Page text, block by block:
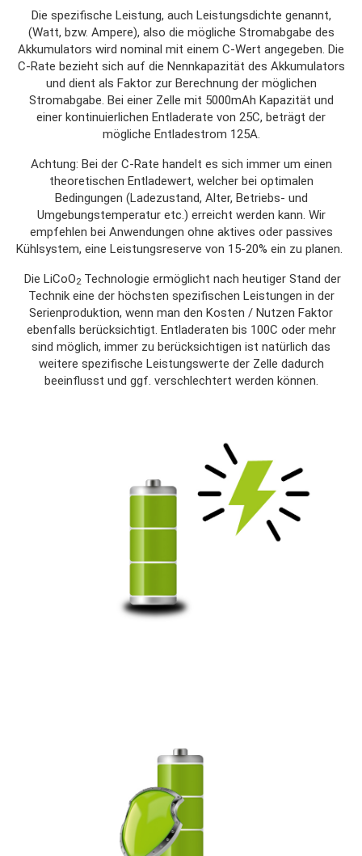
Die spezifische Leistung, auch Leistungsdichte genannt,
(Watt, bzw. Ampere), also die mögliche Stromabgabe des
Akkumulators wird nominal mit einem C-Wert angegeben. Die
C-Rate bezieht sich auf die Nennkapazität des Akkumulators
und dient als Faktor zur Berechnung der möglichen
Stromabgabe. Bei einer Zelle mit 5000mAh Kapazität und
einer kontinuierlichen Entladerate von 25C, beträgt der
mögliche Entladestrom 125A.
Achtung: Bei der C-Rate handelt es sich immer um einen
theoretischen Entladewert, welcher bei optimalen
Bedingungen (Ladezustand, Alter, Betriebs- und
Umgebungstemperatur etc.) erreicht werden kann. Wir
empfehlen bei Anwendungen ohne aktives oder passives
Kühlsystem, eine Leistungsreserve von 15-20% ein zu planen.
Die LiCoO2 Technologie ermöglicht nach heutiger Stand der
Technik eine der höchsten spezifischen Leistungen in der
Serienproduktion, wenn man den Kosten / Nutzen Faktor
ebenfalls berücksichtigt. Entladeraten bis 100C oder mehr
sind möglich, immer zu berücksichtigen ist natürlich das
weitere spezifische Leistungswerte der Zelle dadurch
beeinflusst und ggf. verschlechtert werden können.